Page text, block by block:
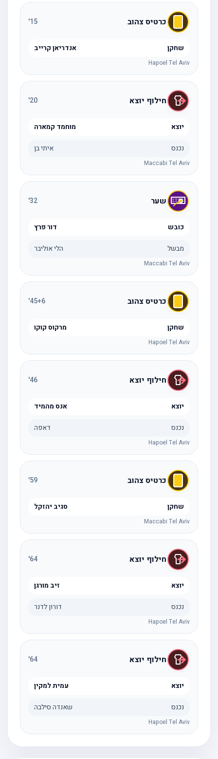
כרטיס צהוב 15
'
שחקן אנדריאן קרייב
Hapoel Tel Aviv
חילוף יוצא 20
'
יוצא מוחמד קמארה
נכנס איתי בן
Maccabi Tel Aviv
שער 32
'
כובש דור פרץ
מבשל הלי אוליבר
Maccabi Tel Aviv
כרטיס צהוב 45+6
'
שחקן מרקוס קוקו
Hapoel Tel Aviv
חילוף יוצא 46
'
יוצא אנס מהמיד
נכנס דאפה
Hapoel Tel Aviv
כרטיס צהוב 59
'
שחקן סגיב יהזקל
Maccabi Tel Aviv
חילוף יוצא 64
'
יוצא זיב מורגן
נכנס דורון לדנר
Hapoel Tel Aviv
חילוף יוצא 64
'
יוצא עמית למקין
נכנס שאנדה סילבה
Hapoel Tel Aviv